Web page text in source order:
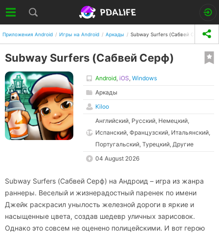
Приложения Android Игры на Android Аркады Subway Surfers (Сабвей Серф)
Subway Surfers (Сабвей Серф)
Android, iOS, Windows
Аркады
Kiloo
Английский, Русский, Немецкий,
Испанский, Французский, Итальянский,
Португальский, Турецкий, Другие
04 August 2026
Subway Surfers (Сабвей Серф) на Андроид – игра из жанра
раннеры. Веселый и жизнерадостный паренек по имени
Джейк раскрасил унылость железной дороги в яркие и
насыщенные цвета, создав шедевр уличных зарисовок.
Однако это совсем не оценено полицейскими. И вот герою